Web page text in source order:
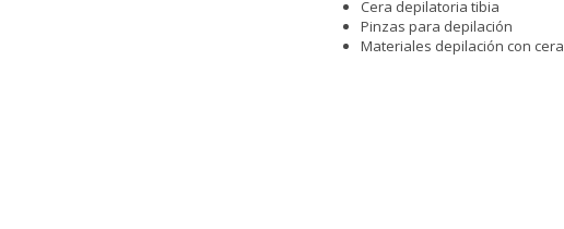
Cera depilatoria tibia
Pinzas para depilación
Materiales depilación con cera